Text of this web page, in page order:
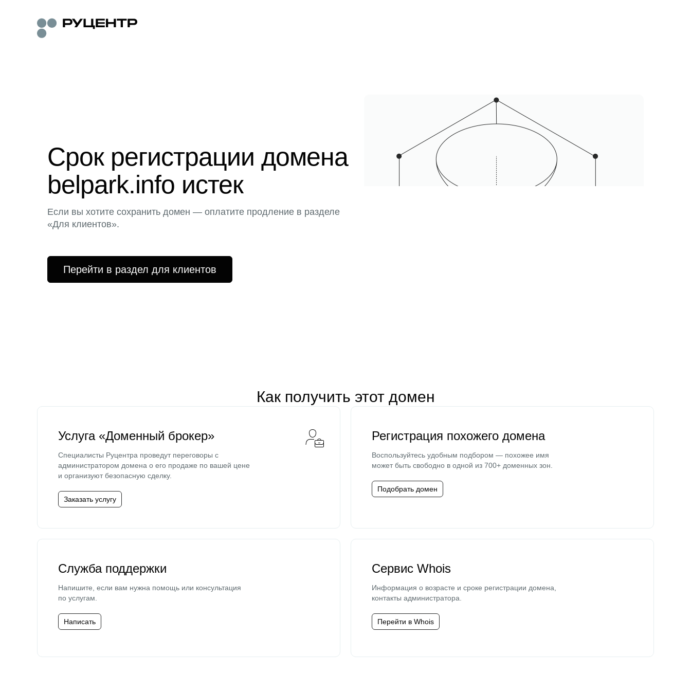
Срок регистрации домена
belpark.info истек
Если вы хотите сохранить домен — оплатите продление в разделе
«Для клиентов».
Перейти в раздел для клиентов
Как получить этот домен
Услуга «Доменный брокер»
Специалисты Руцентра проведут переговоры с
администратором домена о его продаже по вашей цене
и организуют безопасную сделку.
Заказать услугу
Регистрация похожего домена
Воспользуйтесь удобным подбором — похожее имя
может быть свободно в одной из 700+ доменных зон.
Подобрать домен
Служба поддержки
Напишите, если вам нужна помощь или консультация
по услугам.
Написать
Сервис Whois
Информация о возрасте и сроке регистрации домена,
контакты администратора.
Перейти в Whois